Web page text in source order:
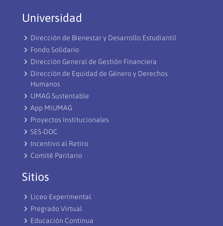
Universidad
Dirección de Bienestar y Desarrollo Estudiantil
Fondo Solidario
Dirección General de Gestión Financiera
Dirección de Equidad de Género y Derechos
Humanos
UMAG Sustentable
App MiUMAG
Proyectos Institucionales
SES-DOC
Incentivo al Retiro
Comité Paritario
Sitios
Liceo Experimental
Pregrado Virtual
Educación Continua